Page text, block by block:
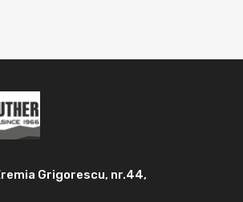
Grigorescu, nr.44,